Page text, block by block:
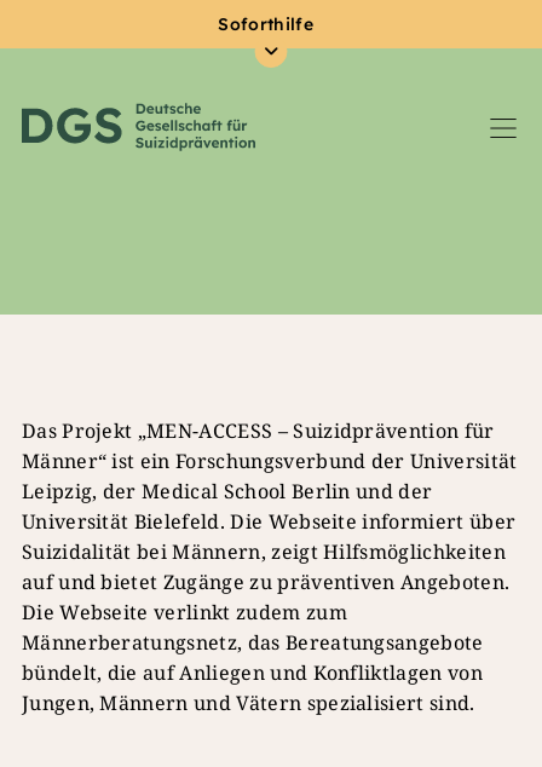
Soforthilfe
Das Projekt „MEN-ACCESS – Suizidprävention für
Männer“ ist ein Forschungsverbund der Universität
Leipzig, der Medical School Berlin und der
Universität Bielefeld. Die Webseite informiert über
Suizidalität bei Männern, zeigt Hilfsmöglichkeiten
auf und bietet Zugänge zu präventiven Angeboten.
Die Webseite verlinkt zudem zum
Männerberatungsnetz, das Bereatungsangebote
bündelt, die auf Anliegen und Konfliktlagen von
Jungen, Männern und Vätern spezialisiert sind.